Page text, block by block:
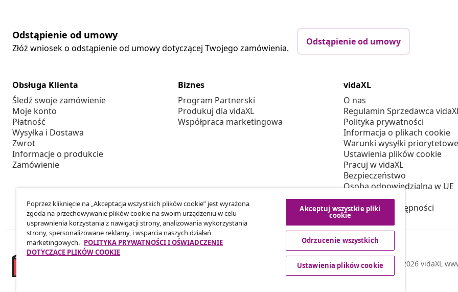
Odstąpienie od umowy
Złóż wniosek o odstąpienie od umowy dotyczącej Twojego zamówienia.
Odstąpienie od umowy
Obsługa Klienta
Śledź swoje zamówienie
Moje konto
Płatność
Wysyłka i Dostawa
Zwrot
Informacje o produkcie
Zamówienie
Biznes
Program Partnerski
Produkuj dla vidaXL
Współpraca marketingowa
vidaXL
O nas
Regulamin Sprzedawca
Polityka prywatności
Informacja o plikach cookie
Warunki wysyłki
Ustawienia plików cookie
Pracuj w vidaXL
Bezpieczeństwo
Osoba odpowiedzialna w UE
Polityką EPR
Deklaracja dostępności
© 2008-2026 vidaXL
Poprzez kliknięcie na „Akceptacja wszystkich plików cookie” jest wyrażona
zgoda na przechowywanie plików cookie na swoim urządzeniu w celu
usprawnienia korzystania z nawigacji strony, analizowania wykorzystania
strony, spersonalizowane reklamy, i wsparcia naszych działań
marketingowych. POLITYKA PRYWATNOŚCI I OŚWIADCZENIE
DOTYCZĄCE PLIKÓW COOKIE
Akceptuj wszystkie pliki
cookie
Odrzucenie wszystkich
Ustawienia plików cookie